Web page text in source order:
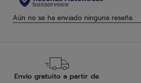
Envío gratuito a partir de